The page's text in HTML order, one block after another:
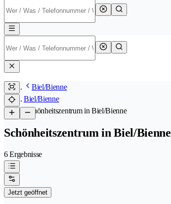
Biel/Bienne
Biel/Bienne
/Schönheitszentrum in Biel/Bienne
Schönheitszentrum in Biel/Bienne
6 Ergebnisse
Jetzt geöffnet